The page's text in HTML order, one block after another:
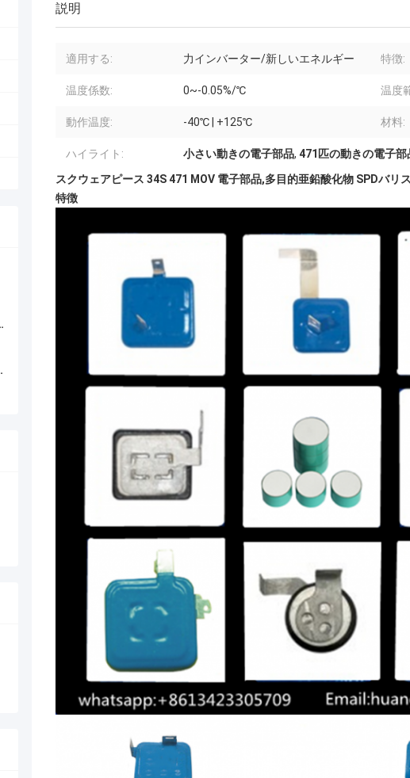
説明
適用する: 力インバーター/新しいエネルギー 特徴:
温度係数: 0~-0.05%/℃ 温度
動作温度: -40℃ | +125℃ 材料:
ハイライト: 小さい動きの電子部品, 471匹の動きの電子部
スクウェアピース 34S 471 MOV 電子部品,多目的亜鉛酸化物 SPDバリ
特徴